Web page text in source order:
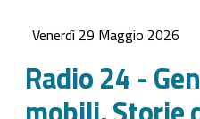
Venerdì 29 Maggio 2026
Radio 24 -